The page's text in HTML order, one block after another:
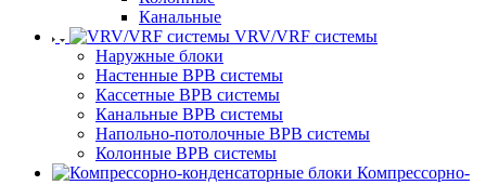
Канальные
VRV/VRF системы
Наружные блоки
Настенные ВРВ системы
Кассетные ВРВ системы
Канальные ВРВ системы
Напольно-потолочные ВРВ системы
Колонные ВРВ системы
Компрессорно-